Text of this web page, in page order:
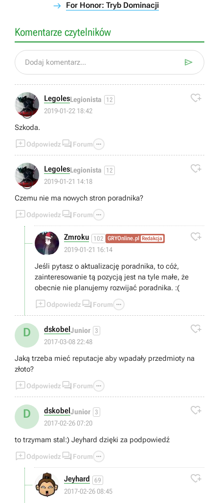
For Honor: Tryb Dominacji
Komentarze czytelników
Dodaj komentarz... 
😢
LegolesLegionista 12
2019-01-22 18:42

Szkoda.
Odpowiedz  Forum 
😢
LegolesLegionista 12
2019-01-21 14:18

Czemu nie ma nowych stron poradnika?
Odpowiedz  Forum 
Zmroku 102 GRYOnline.pl Redakcja
2019-01-21 16:14

Jeśli pytasz o aktualizację poradnika, to cóż,
zainteresowanie tą pozycją jest na tyle małe, że
obecnie nie planujemy rozwijać poradnika. :(
Odpowiedz  Forum 
D dskobel Junior 3
2017-03-08 22:48

Jaką trzeba mieć reputacje aby wpadały przedmioty na
złoto?
Odpowiedz  Forum 
D dskobel Junior 3
2017-02-26 07:20

to trzymam stal:) Jeyhard dzięki za podpowiedź
Odpowiedz  Forum 
Jeyhard 69
2017-02-26 08:45
